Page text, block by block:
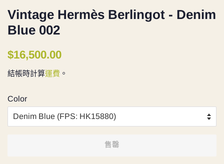
Vintage Hermès Berlingot - Denim
Blue 002
定
$16,500.00
結帳時計算運費 。
Color
售罄